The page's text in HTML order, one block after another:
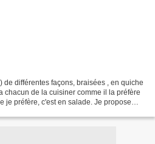
différentes façons, braisées , en quiche
chacun de la cuisiner comme il la préfère
je préfère, c'est en salade. Je propose